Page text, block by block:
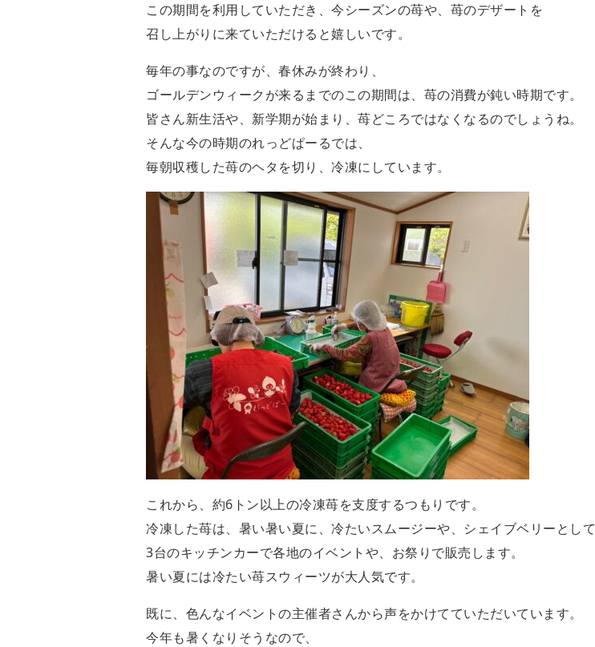
この期間を利用していただき、今シーズンの苺や、苺のデザートを
召し上がりに来ていただけると嬉しいです。
毎年の事なのですが、春休みが終わり、
ゴールデンウィークが来るまでのこの期間は、苺の消費が鈍い時期です。
皆さん新生活や、新学期が始まり、苺どころではなくなるのでしょうね。
そんな今の時期のれっどぱーるでは、
毎朝収穫した苺のヘタを切り、冷凍にしています。
これから、約6トン以上の冷凍苺を支度するつもりです。
冷凍した苺は、暑い暑い夏に、冷たいスムージーや、シェイブベリーとして
3台のキッチンカーで各地のイベントや、お祭りで販売します。
暑い夏には冷たい苺スウィーツが大人気です。
既に、色んなイベントの主催者さんから声をかけてていただいています。
今年も暑くなりそうなので、